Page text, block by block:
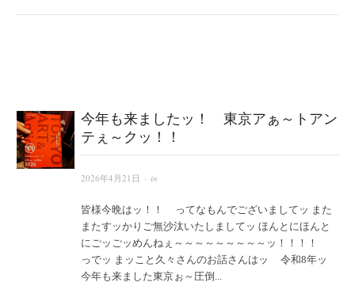
今年も来ましたッ！ 東京アぁ～トアン
テぇ～クッ！！
2026年4月21日 · in
皆様今晩はッ！！ ってなもんでございましてッ また
またすッかりご無沙汰いたしましてッ ほんとにほんと
にごッごッめんねぇ～～～～～～～～～ッ！！！！
っでッ まッこと久々さんのお話さんはッ 令和8年ッ
今年も来ました東京ぉ～圧倒...